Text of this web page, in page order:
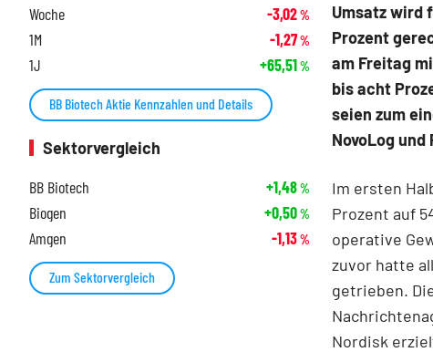
Umsatz wird
Prozent
am Freitag
bis acht
seien zum
NovoLog
Im ersten
Prozent auf
operative
zuvor hatte
getrieben.
Nordisk
Woche -3,02%
1M -1,27%
1J +65,51%
BB Biotech Aktie Kennzahlen und Details
Sektorvergleich
BB Biotech
+1,48%
Biogen +0,50%
Amgen -1,13%
Zum Sektorvergleich